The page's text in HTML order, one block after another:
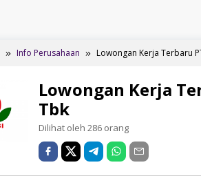
Info Perusahaan Lowongan Kerja Terbaru
Lowongan Kerja
Tbk
Dilihat oleh 286 orang